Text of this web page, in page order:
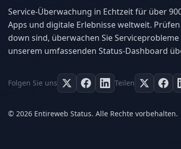
Service-Überwachung in Echtzeit für über
Apps und digitale Erlebnisse weltweit. Prüfen
down sind, überwachen Sie
unserem umfassenden Status-Dashboard
Folgen Sie uns Teilen
© 2026 Entireweb Status. Alle Rechte vorbehalten.